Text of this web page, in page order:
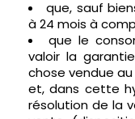
que, sauf
à 24 mois à
que le
valoir la
chose vendue au
et, dans cette
résolution de la